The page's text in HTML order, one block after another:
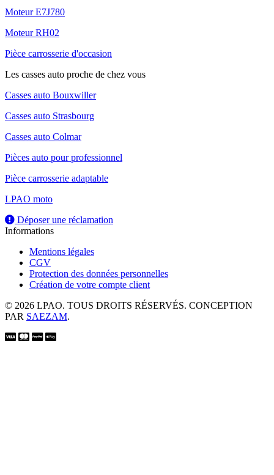
Moteur E7J780
Moteur RH02
Pièce carrosserie d'occasion
Les casses auto proche de chez vous
Casses auto Bouxwiller
Casses auto Strasbourg
Casses auto Colmar
Pièces auto pour professionnel
Pièce carrosserie adaptable
LPAO moto
Déposer une réclamation
Informations
Mentions légales
CGV
Protection des données personnelles
Création de votre compte client
© 2026 LPAO. TOUS DROITS RÉSERVÉS. CONCEPTION
PAR SAEZAM.